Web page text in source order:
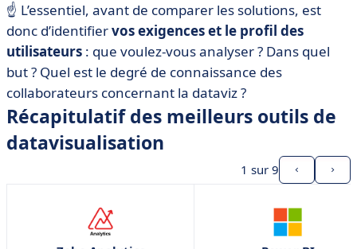
☝️ L’essentiel, avant de comparer les solutions, est
donc d’identifiervos exigences et le profil des
utilisateurs : que voulez-vous analyser ? Dans quel
but ? Quel est le degré de connaissance des
collaborateurs concernant la dataviz ?
Récapitulatif des meilleurs outils de
datavisualisation
1 sur 9